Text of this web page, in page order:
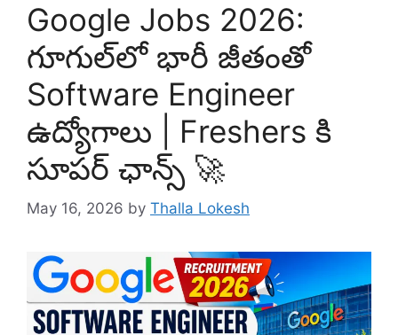
Google Jobs 2026:
గూగుల్‌లో భారీ జీతంతో
Software Engineer
ఉద్యోగాలు | Freshers కి
సూపర్ ఛాన్స్ 🚀
May 16, 2026 by Thalla Lokesh